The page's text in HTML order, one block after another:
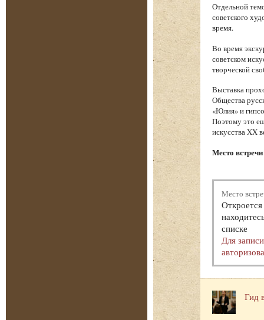
Отдельной
советского
время.
Во время
советском
творческой
Выставка
Общества
«Юлия» и
Поэтому это
искусства XX
Место
Место
списке
Для
Гид